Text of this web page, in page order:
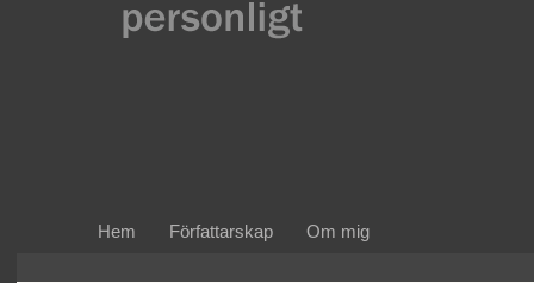
Hem Författarskap Om mig